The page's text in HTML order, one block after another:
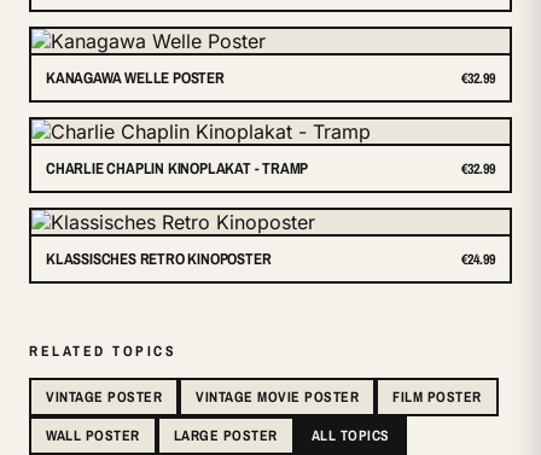
KANAGAWA WELLE POSTER €32.99
CHARLIE CHAPLIN KINOPLAKAT - TRAMP €32.99
KLASSISCHES RETRO KINOPOSTER €24.99
RELATED TOPICS
VINTAGE POSTER VINTAGE MOVIE POSTER
FILM POSTER
WALL POSTER
LARGE POSTER ALL TOPICS